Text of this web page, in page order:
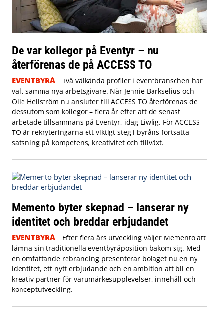
De var kollegor på Eventyr – nu
återförenas de på ACCESS TO
EVENTBYRÅ
Två välkända profiler i eventbranschen har
valt samma nya arbetsgivare. När Jennie Barkselius och
Olle Hellström nu ansluter till ACCESS TO återförenas de
dessutom som kollegor – flera år efter att de senast
arbetade tillsammans på Eventyr, idag Liwlig. För ACCESS
TO är rekryteringarna ett viktigt steg i byråns fortsatta
satsning på kompetens, kreativitet och tillväxt.
Memento byter skepnad – lanserar ny
identitet och breddar erbjudandet
EVENTBYRÅ
Efter flera års utveckling väljer Memento att
lämna sin traditionella eventbyråposition bakom sig. Med
en omfattande rebranding presenterar bolaget nu en ny
identitet, ett nytt erbjudande och en ambition att bli en
kreativ partner för varumärkesupplevelser, innehåll och
konceptutveckling.